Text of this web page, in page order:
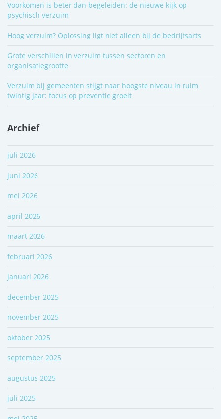
Voorkomen is beter dan begeleiden: de nieuwe kijk op
psychisch verzuim
Hoog verzuim? Oplossing ligt niet alleen bij de bedrijfsarts
Grote verschillen in verzuim tussen sectoren en
organisatiegrootte
Verzuim bij gemeenten stijgt naar hoogste niveau in ruim
twintig jaar: focus op preventie groeit
Archief
juli 2026
juni 2026
mei 2026
april 2026
maart 2026
februari 2026
januari 2026
december 2025
november 2025
oktober 2025
september 2025
augustus 2025
juli 2025